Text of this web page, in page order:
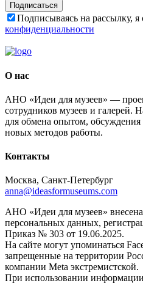
Подписаться
Подписываясь на рассылку, я
конфиденциальности
О нас
АНО «Идеи для музеев» —
сотрудников музеев и галерей.
для обмена опытом, обсуждения
новых методов работы.
Контакты
Москва, Санкт-Петербург
anna@ideasformuseums.com
АНО «Идеи для музеев» внесена
персональных данных,
Приказ № 303 от 19.06.2025.
На сайте могут упоминаться
запрещенные на территории
компании Meta экстремистской.
При использовании